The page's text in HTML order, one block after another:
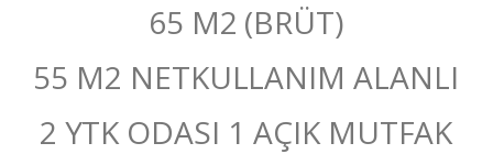
65 M2 (BRÜT)
55 M2 NETKULLANIM ALANLI
2 YTK ODASI 1 AÇIK MUTFAK